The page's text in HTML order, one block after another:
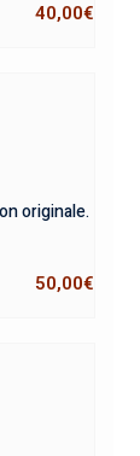
40,00€
originale.
50,00€